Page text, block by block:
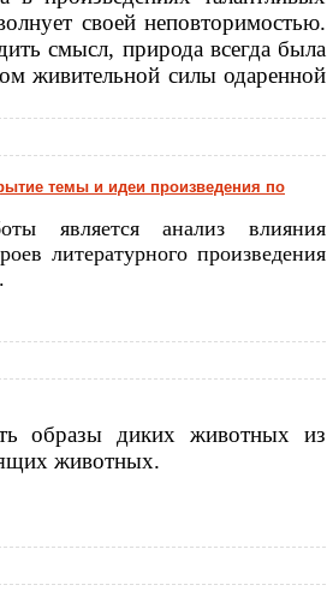
своей неповторимостью.
смысл, природа всегда была
живительной силы одаренной
темы и идеи произведения по
является анализ влияния
литературного произведения
образы диких животных из
животных.